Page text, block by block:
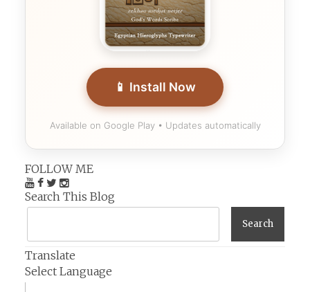
📱 Install Now
Available on Google Play • Updates automatically
FOLLOW ME
Search This Blog
Translate
Select Language